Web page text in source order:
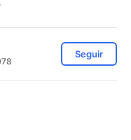
Seguir